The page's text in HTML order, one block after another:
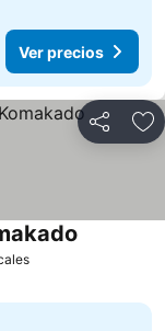
Ver precios
Compartir
Ver precios